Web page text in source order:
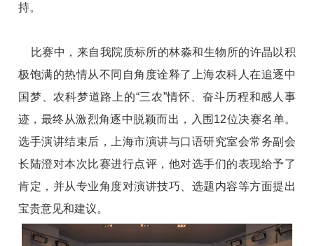
持。
比赛中，来自我院质标所的林淼和生物所的许晶以积
极饱满的热情从不同自角度诠释了上海农科人在追逐中
国梦、农科梦道路上的“三农”情怀、奋斗历程和感人事
迹，最终从激烈角逐中脱颖而出，入围12位决赛名单。
选手演讲结束后，上海市演讲与口语研究室会常务副会
长陆澄对本次比赛进行点评，他对选手们的表现给予了
肯定，并从专业角度对演讲技巧、选题内容等方面提出
宝贵意见和建议。